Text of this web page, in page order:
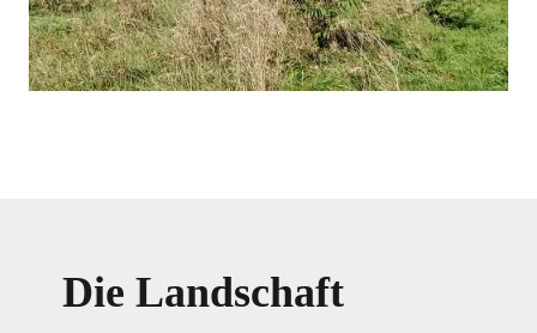
Die Landschaft